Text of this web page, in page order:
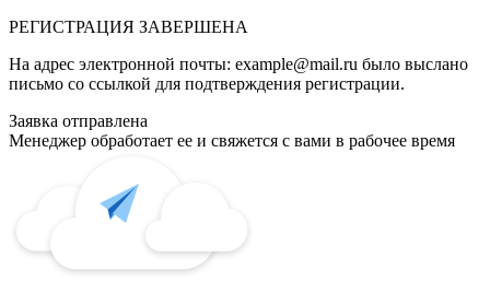
РЕГИСТРАЦИЯ ЗАВЕРШЕНА
На адрес электронной почты: example@mail.ru было выслано
письмо со ссылкой для подтверждения регистрации.
Заявка отправлена
Менеджер обработает ее и свяжется с вами в рабочее время